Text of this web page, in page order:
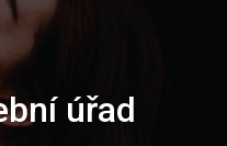
úřad